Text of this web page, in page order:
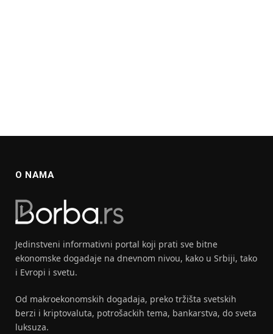
O NAMA
Jedinstveni informativni portal koji prati sve bitne
ekonomske dogadaje na dnevnom nivou, kako u Srbiji, tako
i Evropi i svetu.
Od makroekonomskih dogadaja, preko tržišta svetskih
berzi i kriptovaluta, potrošackih tema, bankarstva, do sveta
luksuza.